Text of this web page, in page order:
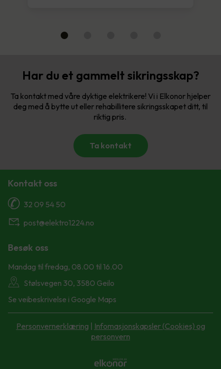
Har du et gammelt sikringsskap?
Ta kontakt med våre dyktige elektrikere! Vi i Elkonor hjelper
deg med å bytte ut eller rehabillitere sikringsskapet ditt, til
riktig pris.
Ta kontakt
Kontakt oss
32 09 54 50
post@elektro1224.no
Besøk oss
Mandag til fredag, 08.00 til 16.00
Stølsvegen 30, 3580 Geilo
Se veibeskrivelse i Google Maps
Personvernerklæring | Infomasjonskapsler (Cookies) og
personvern